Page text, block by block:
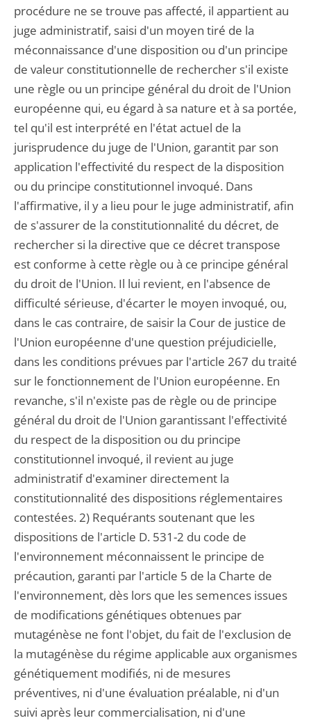
procédure ne se trouve pas affecté, il appartient au
juge administratif, saisi d'un moyen tiré de la
méconnaissance d'une disposition ou d'un principe
de valeur constitutionnelle de rechercher s'il existe
une règle ou un principe général du droit de l'Union
européenne qui, eu égard à sa nature et à sa portée,
tel qu'il est interprété en l'état actuel de la
jurisprudence du juge de l'Union, garantit par son
application l'effectivité du respect de la disposition
ou du principe constitutionnel invoqué. Dans
l'affirmative, il y a lieu pour le juge administratif, afin
de s'assurer de la constitutionnalité du décret, de
rechercher si la directive que ce décret transpose
est conforme à cette règle ou à ce principe général
du droit de l'Union. Il lui revient, en l'absence de
difficulté sérieuse, d'écarter le moyen invoqué, ou,
dans le cas contraire, de saisir la Cour de justice de
l'Union européenne d'une question préjudicielle,
dans les conditions prévues par l'article 267 du traité
sur le fonctionnement de l'Union européenne. En
revanche, s'il n'existe pas de règle ou de principe
général du droit de l'Union garantissant l'effectivité
du respect de la disposition ou du principe
constitutionnel invoqué, il revient au juge
administratif d'examiner directement la
constitutionnalité des dispositions réglementaires
contestées. 2) Requérants soutenant que les
dispositions de l'article D. 531-2 du code de
l'environnement méconnaissent le principe de
précaution, garanti par l'article 5 de la Charte de
l'environnement, dès lors que les semences issues
de modifications génétiques obtenues par
mutagénèse ne font l'objet, du fait de l'exclusion de
la mutagénèse du régime applicable aux organismes
génétiquement modifiés, ni de mesures
préventives, ni d'une évaluation préalable, ni d'un
suivi après leur commercialisation, ni d'une